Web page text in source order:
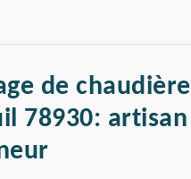
de chaudière
78930: artisan